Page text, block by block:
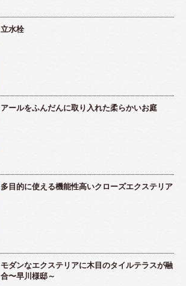
立水栓
アールをふんだんに取り入れた柔らかいお庭
多目的に使える機能性高いクローズエクステリア
モダンなエクステリアに木目のタイルテラスが融
合〜早川様邸～